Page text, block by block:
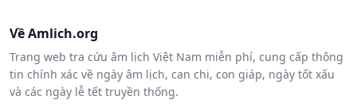
Về Amlich.org
Trang web tra cứu âm lịch Việt Nam miễn phí, cung cấp thông
tin chính xác về ngày âm lịch, can chi, con giáp, ngày tốt xấu
và các ngày lễ tết truyền thống.